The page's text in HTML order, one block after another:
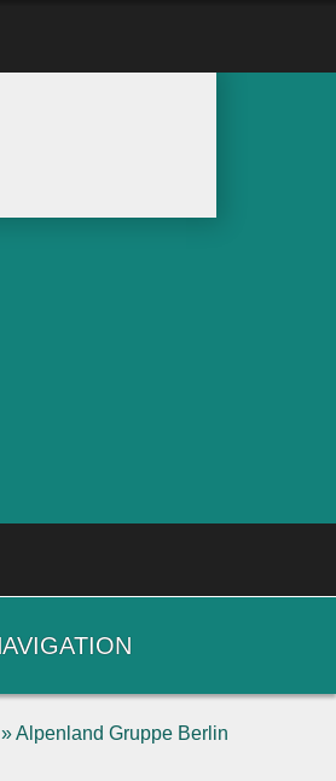
Alpenland Gruppe Berlin